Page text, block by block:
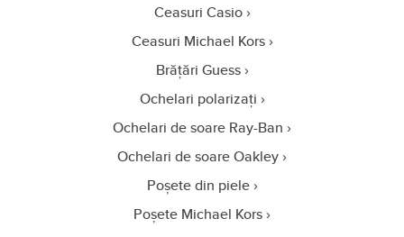
Ceasuri Casio
Ceasuri Michael Kors
Brățări Guess
Ochelari polarizați
Ochelari de soare Ray-Ban
Ochelari de soare Oakley
Poșete din piele
Poșete Michael Kors